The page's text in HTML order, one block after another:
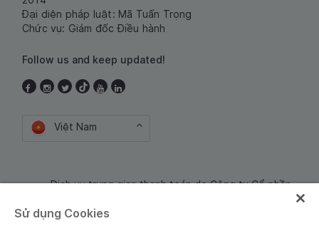
Đại diện pháp luật: Mã Tuấn Trọng
Chức vụ: Giám đốc Điều hành
Follow us and keep updated!
Việt Nam
Dịch vụ trung gian thanh toán do Công ty Cổ phần
Sử dụng Cookies